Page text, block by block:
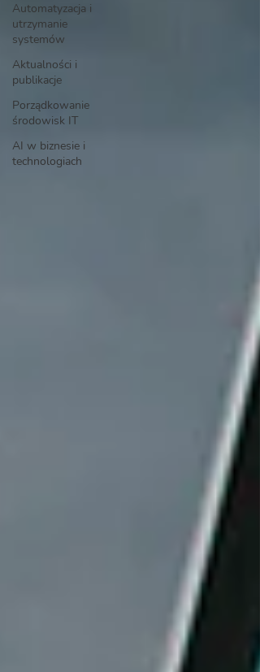
Automatyzacja i
utrzymanie
systemów
Aktualności i
publikacje
Porządkowanie
środowisk IT
AI w biznesie i
technologiach